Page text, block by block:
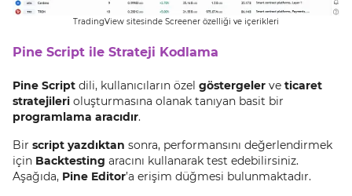
TradingView sitesinde Screener özelliği ve içerikleri
Pine Script ile Strateji Kodlama
Pine Script dili, kullanıcıların özel göstergeler ve ticaret
stratejileri oluşturmasına olanak tanıyan basit bir
programlama aracıdır.
Bir script yazdıktan sonra, performansını değerlendirmek
için Backtesting aracını kullanarak test edebilirsiniz.
Aşağıda, Pine Editor’a erişim düğmesi bulunmaktadır.